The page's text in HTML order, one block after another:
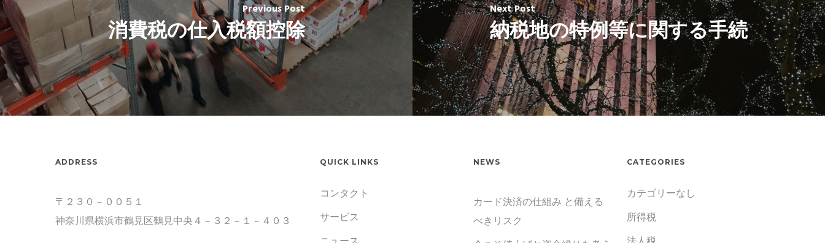
Previous Post
消費税の仕入税額控除
Next Post
納税地の特例等に関する手続
ADDRESS
〒２３０－００５１
神奈川県横浜市鶴見区鶴見中央４－３２－１－４０３
QUICK LINKS
コンタクト
サービス
NEWS
カード決済の仕組み と備える
べきリスク
CATEGORIES
カテゴリーなし
所得税